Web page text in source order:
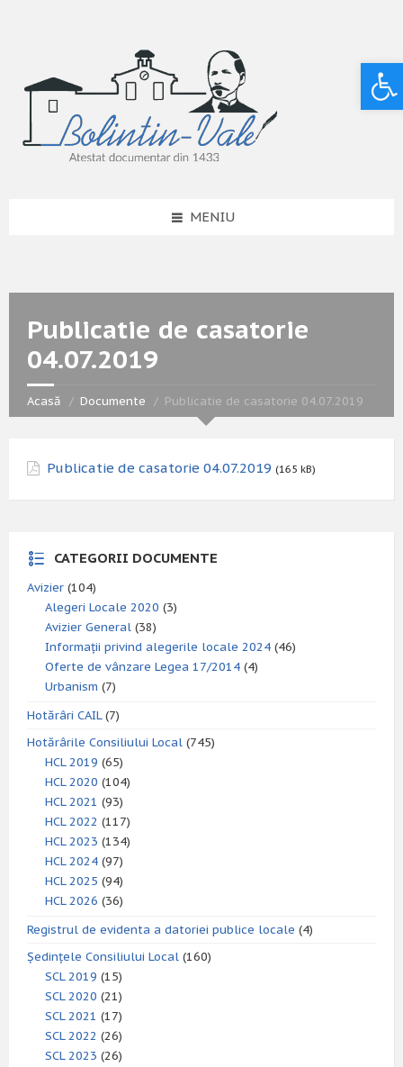
MENIU
Publicatie de casatorie
04.07.2019
Acasă Documente Publicatie de casatorie 04.07.2019
Publicatie de casatorie 04.07.2019 (165 kB)
CATEGORII DOCUMENTE
Avizier (104)
Alegeri Locale 2020 (3)
Avizier General (38)
Informații privind alegerile locale 2024 (46)
Oferte de vânzare Legea 17/2014 (4)
Urbanism (7)
Hotărâri CAIL(7)
Hotărârile Consiliului Local (745)
HCL 2019 (65)
HCL 2020 (104)
HCL 2021 (93)
HCL 2022 (117)
HCL 2023 (134)
HCL 2024 (97)
HCL 2025 (94)
HCL 2026 (36)
Registrul de evidenta a datoriei publice locale (4)
Ședințele Consiliului Local (160)
SCL 2019 (15)
SCL 2020 (21)
SCL 2021 (17)
SCL 2022 (26)
SCL 2023 (26)
Deschide bara de unelte